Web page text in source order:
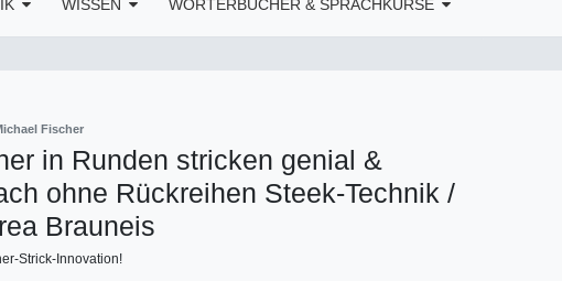
WISSEN WÖRTERBÜCHER & SPRACHKURSE
Fischer
in Runden stricken genial &
ohne Rückreihen Steek-Technik /
Brauneis
Strick-Innovation!